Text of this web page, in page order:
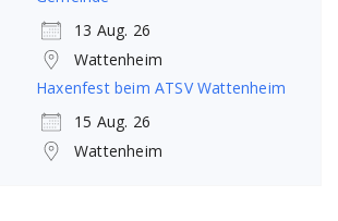
13 Aug. 26
Wattenheim
Haxenfest beim ATSV Wattenheim
15 Aug. 26
Wattenheim